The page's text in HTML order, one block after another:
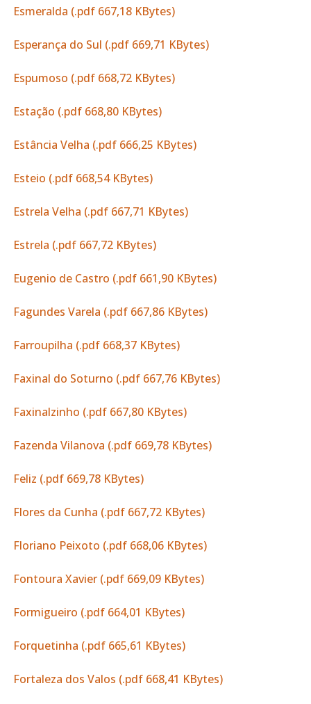
Esmeralda (.pdf 667,18 KBytes)
Esperança do Sul (.pdf 669,71 KBytes)
Espumoso (.pdf 668,72 KBytes)
Estação (.pdf 668,80 KBytes)
Estância Velha (.pdf 666,25 KBytes)
Esteio (.pdf 668,54 KBytes)
Estrela Velha (.pdf 667,71 KBytes)
Estrela (.pdf 667,72 KBytes)
Eugenio de Castro (.pdf 661,90 KBytes)
Fagundes Varela (.pdf 667,86 KBytes)
Farroupilha (.pdf 668,37 KBytes)
Faxinal do Soturno (.pdf 667,76 KBytes)
Faxinalzinho (.pdf 667,80 KBytes)
Fazenda Vilanova (.pdf 669,78 KBytes)
Feliz (.pdf 669,78 KBytes)
Flores da Cunha (.pdf 667,72 KBytes)
Floriano Peixoto (.pdf 668,06 KBytes)
Fontoura Xavier (.pdf 669,09 KBytes)
Formigueiro (.pdf 664,01 KBytes)
Forquetinha (.pdf 665,61 KBytes)
Fortaleza dos Valos (.pdf 668,41 KBytes)